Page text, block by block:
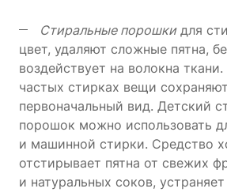
Стиральные порошкидля
цвет, удаляют сложные пятна,
воздействует на волокна
частых стирках вещи сохраняют
первоначальный вид. Детский
порошок можно использовать
и машинной стирки. Средство
отстирывает пятна от свежих
и натуральных соков,